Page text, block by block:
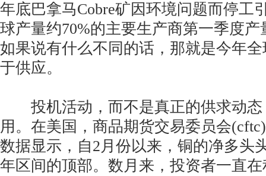
年底巴拿马Cobre矿因环境问题而停工
球产量约70%的主要生产商第一季度产
如果说有什么不同的话，那就是今年
于供应。
投机活动，而不是真正的供求动态
用。在美国，商品期货交易委员会
数据显示，自2月份以来，铜的净多头
年区间的顶部。数月来，投资者一直